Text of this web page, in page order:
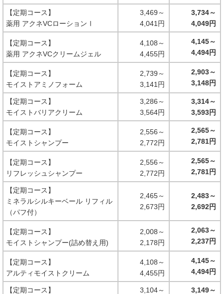
【定期コース】
薬用 アクネVCローションⅠ
3,469～
4,041円
3,734～
4,049円
【定期コース】
薬用 アクネVCクリームジェル
4,108～
4,455円
4,145～
4,494円
【定期コース】
モイストアミノフォーム
2,739～
3,141円
2,903～
3,148円
【定期コース】
モイストバリアクリーム
3,286～
3,564円
3,314～
3,593円
【定期コース】
モイストシャンプー
2,556～
2,772円
2,565～
2,781円
【定期コース】
リフレッシュシャンプー
2,556～
2,772円
2,565～
2,781円
【定期コース】
ミネラルシルキーベール リフィル
（パフ付）
2,465～
2,673円
2,483～
2,692円
【定期コース】
モイストシャンプー(詰め替え用)
2,008～
2,178円
2,063～
2,237円
【定期コース】
アルティモイストクリーム
4,108～
4,455円
4,145～
4,494円
【定期コース】
3,104～
3,149～